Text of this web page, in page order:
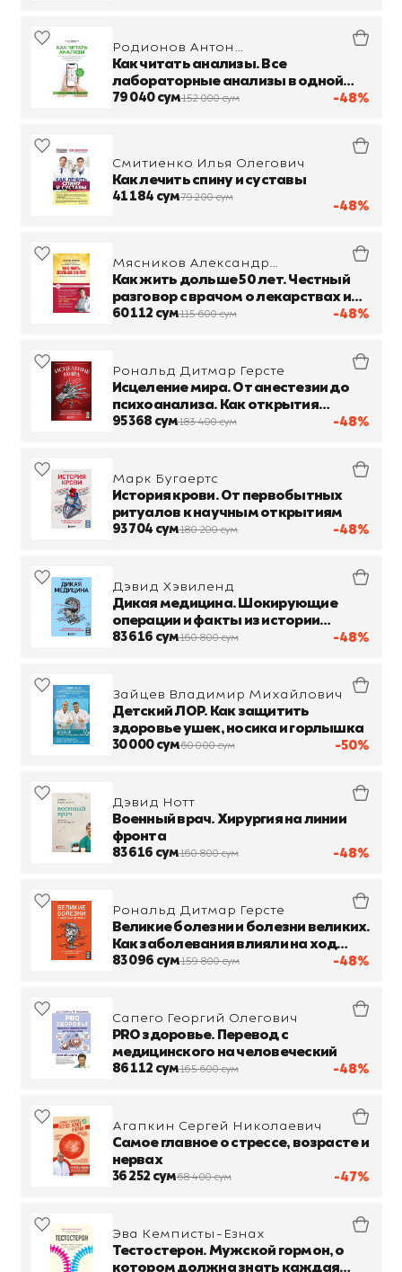
-48%
Родионов Антон
Владимирович
Как читать анализы. Все
лабораторные анализы в одной
книге
79 040 сум152 000 сум
-48%
Смитиенко Илья Олегович
Как лечить спину и суставы
41 184 сум79 200 сум
-48%
Мясников Александр
Леонидович
Как жить дольше 50 лет. Честный
разговор с врачом о лекарствах и
медицине
60 112 сум115 600 сум
-48%
Рональд Дитмар Герсте
Исцеление мира. От анестезии до
психоанализа. Как открытия
золотого века медицины спасли
95 368 сум183 400 сум
-48%
Марк Бугаертс
История крови. От первобытных
ритуалов к научным открытиям
93 704 сум180 200 сум
-48%
Дэвид Хэвиленд
Дикая медицина. Шокирующие
операции и факты из истории
медицины
83 616 сум160 800 сум
-50%
Зайцев Владимир Михайлович
Детский ЛОР. Как защитить
здоровье ушек, носика и горлышка
30 000 сум60 000 сум
-48%
Дэвид Нотт
Военный врач. Хирургия на линии
фронта
83 616 сум160 800 сум
-48%
Рональд Дитмар Герсте
Великие болезни и болезни великих.
Как заболевания влияли на ход
истории
83 096 сум159 800 сум
-48%
Сапего Георгий Олегович
PRO здоровье. Перевод с
медицинского на человеческий
86 112 сум165 600 сум
-47%
Агапкин Сергей Николаевич
Самое главное о стрессе, возрасте и
нервах
36 252 сум68 400 сум
Эва Кемписты-Езнах
Тестостерон. Мужской гормон, о
котором должна знать каждая